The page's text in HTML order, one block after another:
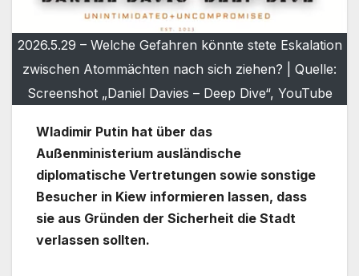
2026.5.29 – Welche Gefahren könnte stete Eskalation
zwischen Atommächten nach sich ziehen? | Quelle:
Screenshot „Daniel Davies – Deep Dive“, YouTube
Wladimir Putin hat über das
Außenministerium ausländische
diplomatische Vertretungen sowie sonstige
Besucher in Kiew informieren lassen, dass
sie aus Gründen der Sicherheit die Stadt
verlassen sollten.